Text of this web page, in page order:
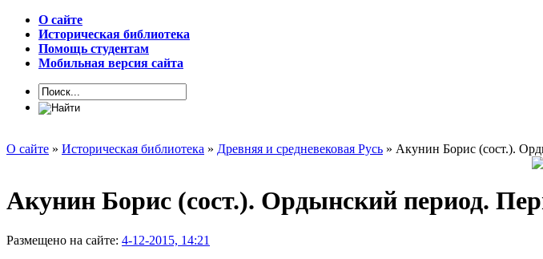
О сайте
Историческая библиотека
Помощь студентам
Мобильная версия сайта
О сайте » Историческая библиотека » Древняя и средневековая Русь » Акунин Борис (сост.).
Акунин Борис (сост.). Ордынский период.
Размещено на сайте: 4-12-2015, 14:21